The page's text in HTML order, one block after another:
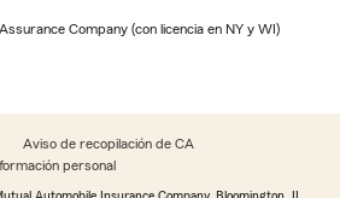
Company (con licencia en NY y WI)
Aviso de recopilación de CA
personal